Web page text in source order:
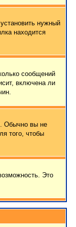
нужный
находится
сообщений
включена ли
Обычно вы не
того, чтобы
Это